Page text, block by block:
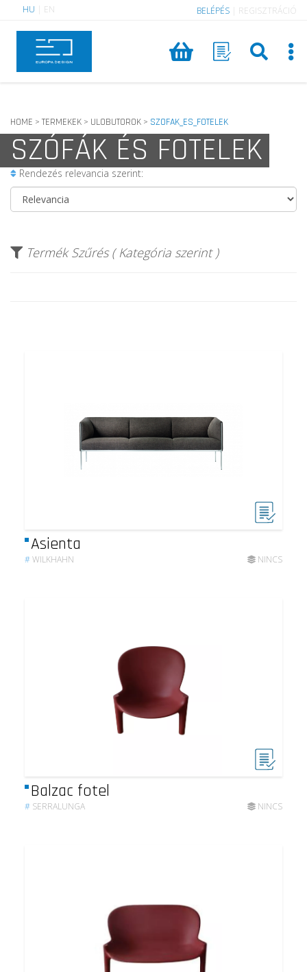
HU EN BELÉPÉS REGISZTRÁCIÓ
HOME > TERMEKEK > ULOBUTOROK > SZOFAK_ES_FOTELEK
SZÓFÁK ÉS FOTELEK
Rendezés relevancia szerint:
Termék Szűrés ( Kategória szerint )
Asienta
#WILKHAHN NINCS
Balzac fotel
# SERRALUNGA NINCS